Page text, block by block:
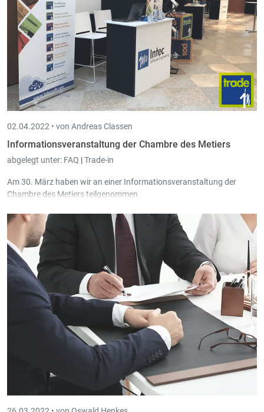
Steinebach Tankanlagen & Service, Contern (Book-in, Trade-in,
Scan-in, Time-in, Board-in) ab 05/2022
Clean Home sàrl, Diekirch (Book-in, Trade-in) ab 04/2022
Backes Heck Backes, St.Vith (Scan-in, Board-in) ab 04/2022
COCITER, Elsenborn (Book-in, Trade-in Scan-in, Board-in) ab
04/2022
MBCO, Verviers (Book-in) ab 04/2022
Eevelyne Gevaert, Eupen (Book-in) ab 04/2022
02.04.2022 • von Andreas Classen
Informationsveranstaltung der Chambre des Metiers
abgelegt unter: FAQ |Trade-in
Am 30. März haben wir an einer Informationsveranstaltung der
Chambre des Metiers teilgenommen.